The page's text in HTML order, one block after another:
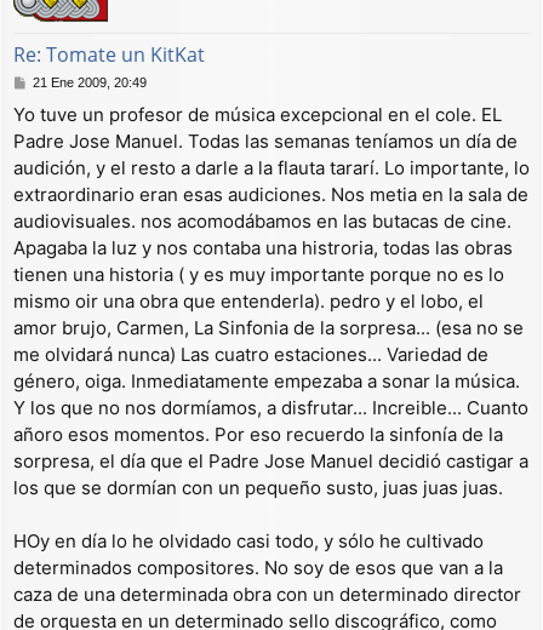
Re: Tomate un KitKat
M
n
s
j
e
21 Ene 2009, 20:49
Yo tuve un profesor de música excepcional en el cole. EL
Padre Jose Manuel. Todas las semanas teníamos un día de
audición, y el resto a darle a la flauta tararí. Lo importante, lo
extraordinario eran esas audiciones. Nos metia en la sala de
audiovisuales. nos acomodábamos en las butacas de cine.
Apagaba la luz y nos contaba una histroria, todas las obras
tienen una historia ( y es muy importante porque no es lo
mismo oir una obra que entenderla). pedro y el lobo, el
amor brujo, Carmen, La Sinfonia de la sorpresa... (esa no se
me olvidará nunca) Las cuatro estaciones... Variedad de
género, oiga. Inmediatamente empezaba a sonar la música.
Y los que no nos dormíamos, a disfrutar... Increible... Cuanto
añoro esos momentos. Por eso recuerdo la sinfonía de la
sorpresa, el día que el Padre Jose Manuel decidió castigar a
los que se dormían con un pequeño susto, juas juas juas.
HOy en día lo he olvidado casi todo, y sólo he cultivado
determinados compositores. No soy de esos que van a la
caza de una determinada obra con un determinado director
de orquesta en un determinado sello discográfico, como